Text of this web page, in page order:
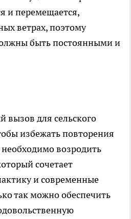
и перемещается,
ветрах, поэтому
быть постоянными и
вызов для сельского
избежать повторения
возродить
сочетает
и современные
так можно обеспечить